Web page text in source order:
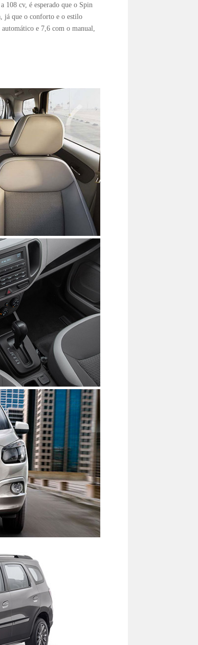
108 cv, é esperado que o Spin
já que o conforto e o estilo
e 7,6 com o manual,